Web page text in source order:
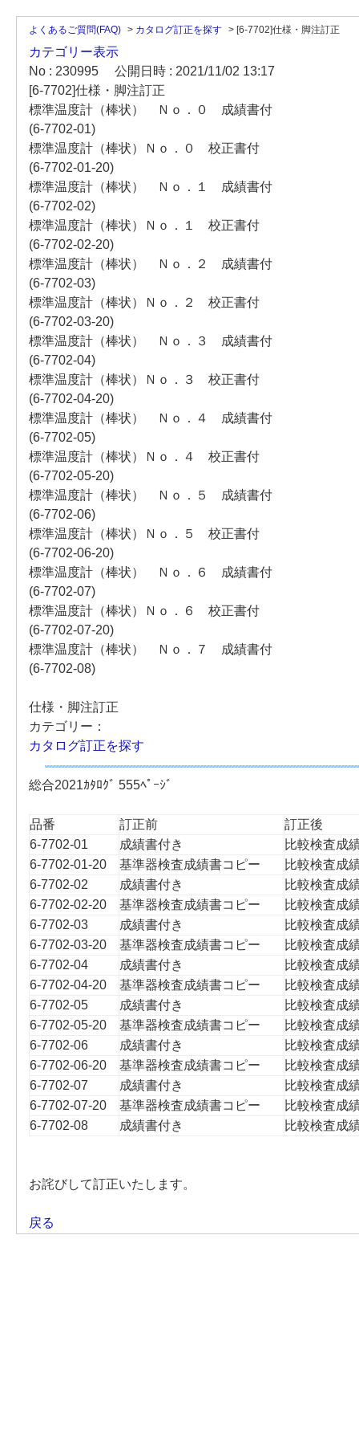
よくあるご質問(FAQ) > カタログ訂正を探す > [6-7702]仕様・脚注訂正
カテゴリー表示
No : 230995
公開日時 : 2021/11/02 13:17
[6-7702]仕様・脚注訂正
標準温度計（棒状） Ｎｏ．０ 成績書付
(6-7702-01)
標準温度計（棒状）Ｎｏ．０ 校正書付
(6-7702-01-20)
標準温度計（棒状） Ｎｏ．１ 成績書付
(6-7702-02)
標準温度計（棒状）Ｎｏ．１ 校正書付
(6-7702-02-20)
標準温度計（棒状） Ｎｏ．２ 成績書付
(6-7702-03)
標準温度計（棒状）Ｎｏ．２ 校正書付
(6-7702-03-20)
標準温度計（棒状） Ｎｏ．３ 成績書付
(6-7702-04)
標準温度計（棒状）Ｎｏ．３ 校正書付
(6-7702-04-20)
標準温度計（棒状） Ｎｏ．４ 成績書付
(6-7702-05)
標準温度計（棒状）Ｎｏ．４ 校正書付
(6-7702-05-20)
標準温度計（棒状） Ｎｏ．５ 成績書付
(6-7702-06)
標準温度計（棒状）Ｎｏ．５ 校正書付
(6-7702-06-20)
標準温度計（棒状） Ｎｏ．６ 成績書付
(6-7702-07)
標準温度計（棒状）Ｎｏ．６ 校正書付
(6-7702-07-20)
標準温度計（棒状） Ｎｏ．７ 成績書付
(6-7702-08)
仕様・脚注訂正
カテゴリー：
カタログ訂正を探す
総合2021ｶﾀﾛｸﾞ 555ﾍﾟｰｼﾞ
品番 訂正前
訂正後
6-7702-01
成績書付き
比較検査成
6-7702-01-20
基準器検査成績書コピー
比較検査成
6-7702-02
成績書付き
比較検査成
6-7702-02-20
基準器検査成績書コピー
比較検査成
6-7702-03
成績書付き
比較検査成
6-7702-03-20
基準器検査成績書コピー
比較検査成
6-7702-04
成績書付き
比較検査成
6-7702-04-20
基準器検査成績書コピー
比較検査成
6-7702-05
成績書付き
比較検査成
6-7702-05-20
基準器検査成績書コピー
比較検査成
6-7702-06
成績書付き
比較検査成
6-7702-06-20
基準器検査成績書コピー
比較検査成
6-7702-07
成績書付き
比較検査成
6-7702-07-20
基準器検査成績書コピー
比較検査成
6-7702-08
成績書付き 比較検査成
お詫びして訂正いたします。
戻る